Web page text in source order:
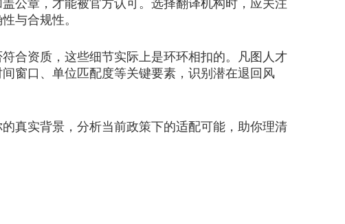
章，才能被官方认可。选择翻译机构时，应关注
与合规性。
资质，这些细节实际上是环环相扣的。凡图人才
窗口、单位匹配度等关键要素，识别潜在退回风
实背景，分析当前政策下的适配可能，助你理清